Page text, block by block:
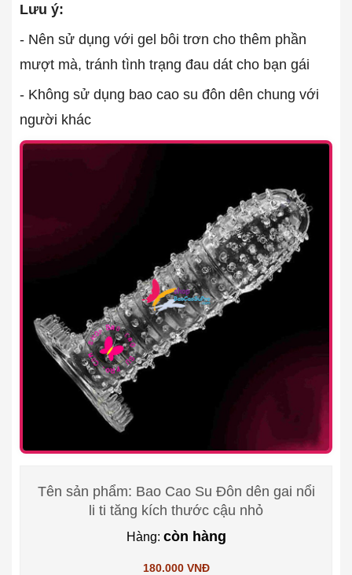
Lưu ý:
- Nên sử dụng với gel bôi trơn cho thêm phần
mượt mà, tránh tình trạng đau dát cho bạn gái
- Không sử dụng bao cao su đôn dên chung với
người khác
Tên sản phẩm: Bao Cao Su Đôn dên gai nổi
li ti tăng kích thước cậu nhỏ
Hàng: còn hàng
180.000 VNĐ